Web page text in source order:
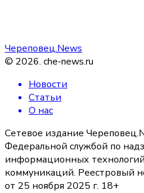
Череповец.News
© 2026. che-news.ru
Новости
Статьи
О нас
Сетевое издание
Федеральной службой по
информационных
коммуникаций. Реестровый
от 25 ноября 2025 г. 18+